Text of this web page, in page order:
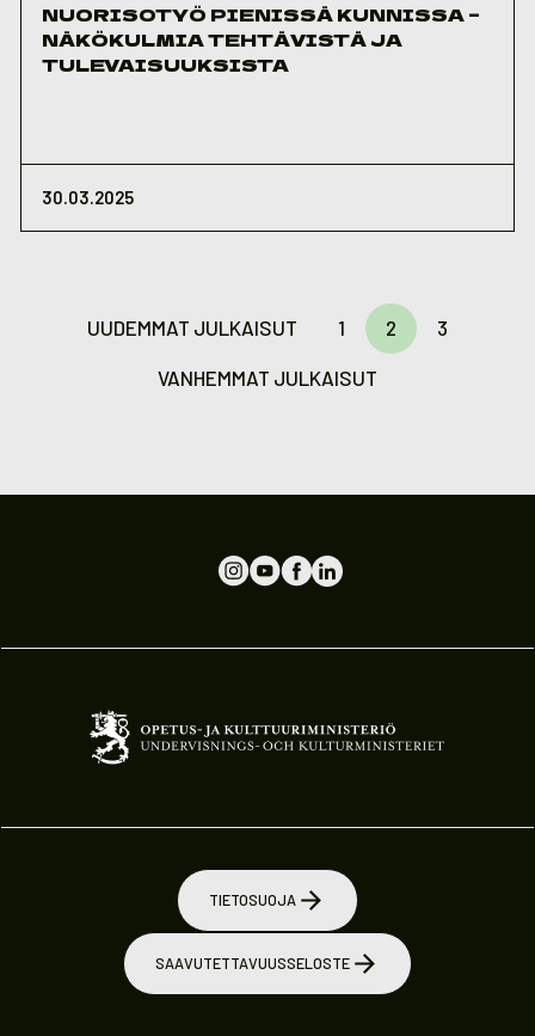
NUORISOTYÖ PIENISSÄ KUNNISSA –
NÄKÖKULMIA TEHTÄVISTÄ JA
TULEVAISUUKSISTA
30.03.2025
UUDEMMAT JULKAISUT 1 2 3
VANHEMMAT JULKAISUT
TIETOSUOJA
SAAVUTETTAVUUSSELOSTE